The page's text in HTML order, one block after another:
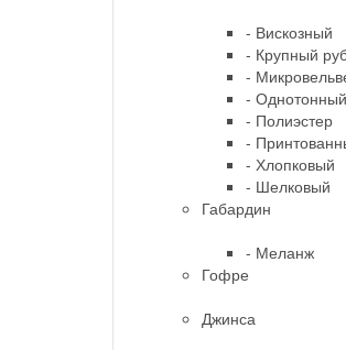
- Вискозный
- Крупный
-
- Однотонный
- Полиэстер
-
- Хлопковый
- Шелковый
Габардин
- Меланж
Гофре
Джинса